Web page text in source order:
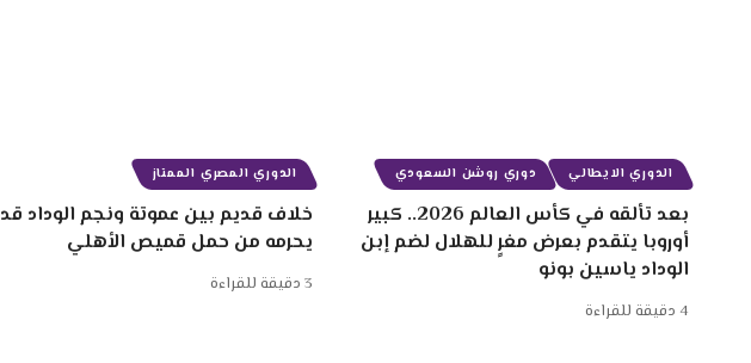
الدوري الايطالي دوري روشن السعودي
بعد تألقه في كأس العالم 2026.. كبير
أوروبا يتقدم بعرض مغرٍ للهلال لضم إبن
الوداد ياسين بونو
4 دقيقة للقراءة
الدوري المصري الممتاز
خلاف قديم بين عموتة ونجم الوداد قد
يحرمه من حمل قميص الأهلي
3 دقيقة للقراءة